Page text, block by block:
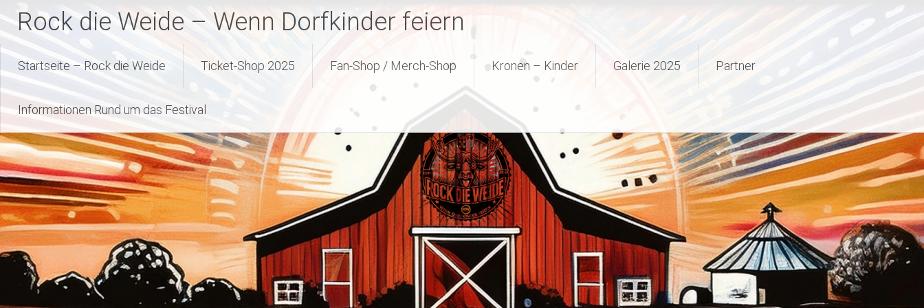
InhaltRock die Weide – Wenn Dorfkinder feiern
Startseite – Rock die Weide Ticket-Shop 2025 Fan-Shop / Merch-Shop Kronen – Kinder Galerie 2025 Partner
Informationen Rund um das Festival